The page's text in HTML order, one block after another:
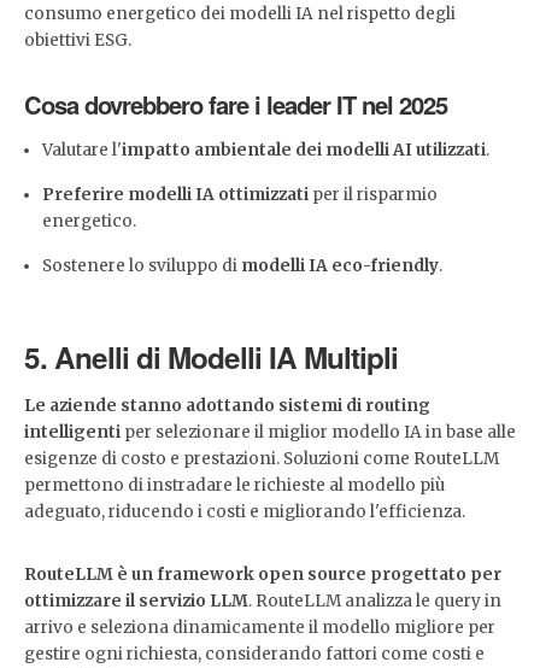
consumo energetico dei modelli IA nel rispetto degli
obiettivi ESG.
Cosa dovrebbero fare i leader IT nel 2025
Valutare l'impatto ambientale dei modelli AI utilizzati.
Preferire modelli IA ottimizzati per il risparmio
energetico.
Sostenere lo sviluppo di modelli IA eco-friendly.
5. Anelli di Modelli IA Multipli
Le aziende stanno adottando sistemi di routing
intelligenti per selezionare il miglior modello IA in base alle
esigenze di costo e prestazioni. Soluzioni come RouteLLM
permettono di instradare le richieste al modello più
adeguato, riducendo i costi e migliorando l'efficienza.
RouteLLM è un framework open source progettato per
ottimizzare il servizio LLM. RouteLLM analizza le query in
arrivo e seleziona dinamicamente il modello migliore per
gestire ogni richiesta, considerando fattori come costi e